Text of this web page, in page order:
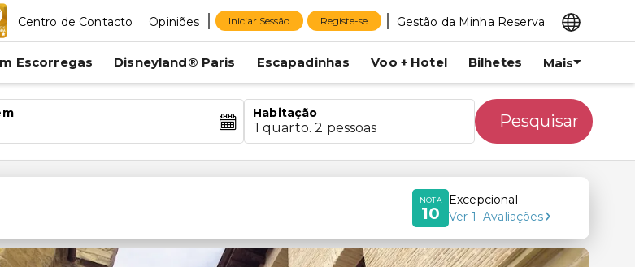
Centro de Contacto Opiniões Iniciar Sessão Registe-se Gestão da Minha Reserva
Escorregas Disneyland® Paris Escapadinhas Voo + Hotel Bilhetes Mais
Habitação
1 quarto. 2 pessoas Pesquisar
NOTA
10
Excepcional
Ver 1 Avaliações